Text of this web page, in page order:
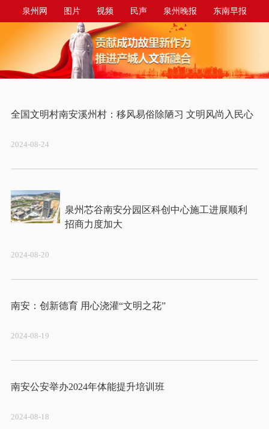
泉州网 图片 视频 民声 泉州晚报 东南早报
泉州商报 今日台商投资区
全国文明村南安溪州村：移风易俗除陋习 文明风尚入民心
2024-08-24
泉州芯谷南安分园区科创中心施工进展顺利
2024-08-20
南安：创新德育 用心浇灌“文明之花”
2024-08-19
2024-08-18